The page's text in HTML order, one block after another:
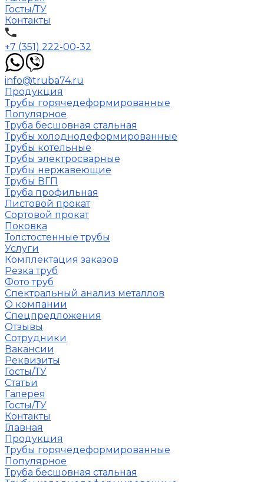
Госты/ТУ
Контакты
+7 (351) 222-00-32
info@truba74.ru
Продукция
Трубы горячедеформированные
Популярное
Труба бесшовная стальная
Трубы холоднодеформированные
Трубы котельные
Трубы электросварные
Трубы нержавеющие
Трубы ВГП
Труба профильная
Листовой прокат
Сортовой прокат
Поковка
Толстостенные трубы
Услуги
Комплектация заказов
Резка труб
Фото труб
Спектральный анализ металлов
О компании
Спецпредложения
Отзывы
Сотрудники
Вакансии
Реквизиты
Госты/ТУ
Статьи
Галерея
Госты/ТУ
Контакты
Главная
Продукция
Трубы горячедеформированные
Популярное
Труба бесшовная стальная